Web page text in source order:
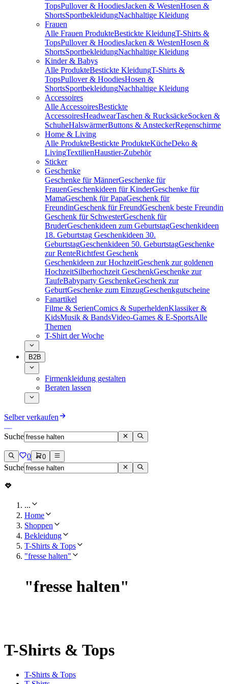
TopsPullover & HoodiesJacken & WestenHosen &
ShortsSportbekleidungNachhaltige Kleidung
Frauen
Alle Frauen ProdukteBestickte KleidungT-Shirts &
TopsPullover & HoodiesJacken & WestenHosen &
ShortsSportbekleidungNachhaltige Kleidung
Kinder & Babys
Alle ProdukteBestickte KleidungT-Shirts &
TopsPullover & HoodiesHosen &
ShortsSportbekleidungNachhaltige Kleidung
Accessoires
Alle AccessoiresBestickte
AccessoiresHeadwearTaschen & RucksäckeSocken &
SchuheHalswärmerButtons & AnsteckerRegenschirme
Home & Living
Alle ProdukteBestickte ProdukteKücheDeko &
LivingTextilienHaustier-Zubehör
Sticker
Geschenke
Geschenke für MännerGeschenke für
FrauenGeschenkideen für KinderGeschenke für
MamaGeschenk für PapaGeschenk für
FreundinGeschenk für FreundGeschenk beste Freundin
Geschenk für SchwesterGeschenk für
BruderGeschenkideen zum GeburtstagGeschenkideen
18. Geburtstag Geschenkideen 30.
GeburtstagGeschenkideen 50. GeburtstagGeschenke
zur RenteRichtfest Geschenk
Geschenkideen zur HochzeitGeschenk zur goldenen
HochzeitSilberhochzeit GeschenkGeschenke zur
TaufeBabyparty GeschenkeGeschenk zur
GeburtGeschenke zum EinzugGeschenkgutscheine
Fanartikel
Filme & SerienComics & SuperheldenKlassiker &
KidsMusik & BandsVideo-Games & E-SportsAlle
Themen
T-Shirt der Woche
B2B
Firmenkleidung gestalten
Beraten lassen
Selber verkaufen
Suche
0 0
Suche
...
Home
Shoppen
Bekleidung
T-Shirts & Tops
"fresse halten"
"fresse halten"
T-Shirts & Tops
T-Shirts & Tops